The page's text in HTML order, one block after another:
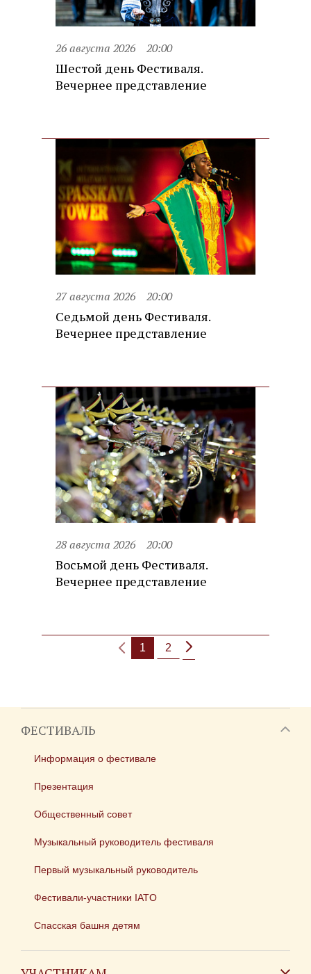
26 августа 2026 20:00
Шестой день Фестиваля.
Вечернее представление
27 августа 2026 20:00
Седьмой день Фестиваля.
Вечернее представление
28 августа 2026 20:00
Восьмой день Фестиваля.
Вечернее представление
1 2
ФЕСТИВАЛЬ
Информация о фестивале
Презентация
Общественный совет
Музыкальный руководитель фестиваля
Первый музыкальный руководитель
Фестивали-участники IATO
Спасская башня детям